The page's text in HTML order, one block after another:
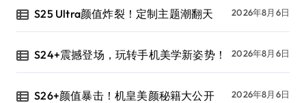
S25 Ultra颜值炸裂！定制主题潮翻天 2026年8月6日
S24+震撼登场，玩转手机美学新姿势！ 2026年8月6日
S26+颜值暴击！机皇美颜秘籍大公开 2026年8月6日